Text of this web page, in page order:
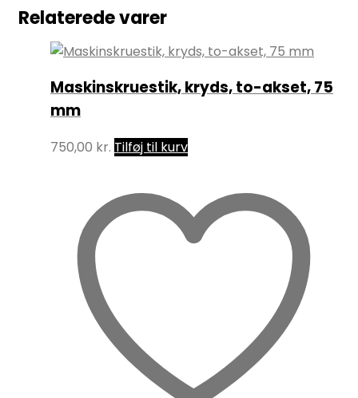
Relaterede varer
Maskinskruestik, kryds, to-akset, 75
mm
750,00 kr. Tilføj til kurv